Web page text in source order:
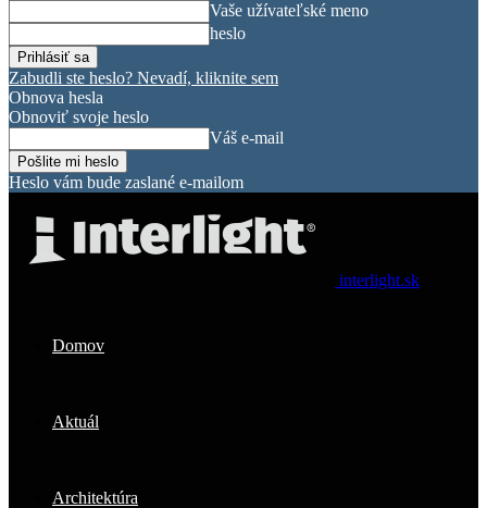
Vaše užívateľské meno
heslo
Zabudli ste heslo? Nevadí, kliknite sem
Obnova hesla
Obnoviť svoje heslo
Váš e-mail
Heslo vám bude zaslané e-mailom
interlight.sk
Domov
Aktuál
Architektúra